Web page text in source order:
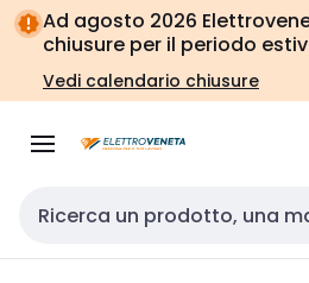
Vai alla
navigazione
Vai
alla
pagina
Ad agosto 2026
chiusure per il periodo
Vedi calendario chiusure
Cerca input